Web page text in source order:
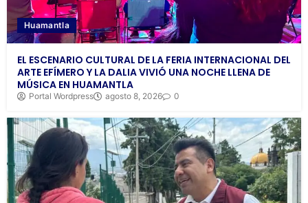
Huamantla
EL ESCENARIO CULTURAL DE LA FERIA INTERNACIONAL DEL
ARTE EFÍMERO Y LA DALIA VIVIÓ UNA NOCHE LLENA DE
MÚSICA EN HUAMANTLA
Portal Wordpress agosto 8, 2026 0